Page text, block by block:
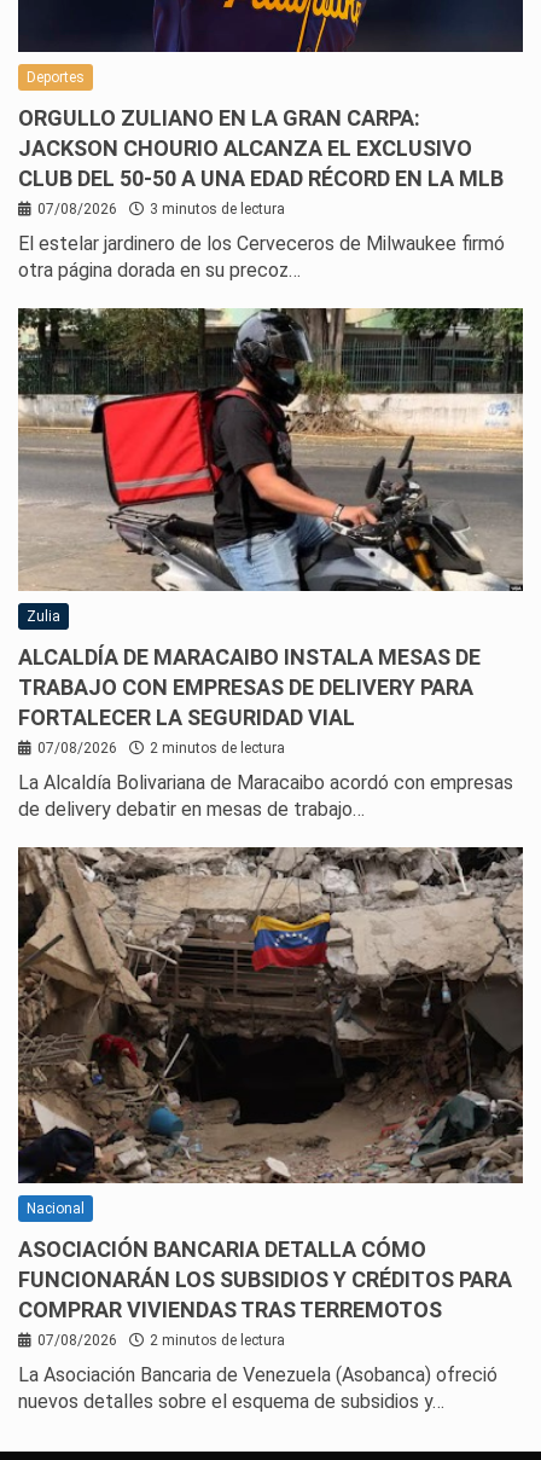
Deportes
ORGULLO ZULIANO EN LA GRAN CARPA:
JACKSON CHOURIO ALCANZA EL EXCLUSIVO
CLUB DEL 50-50 A UNA EDAD RÉCORD EN LA MLB
07/08/2026 3 minutos de lectura
El estelar jardinero de los Cerveceros de Milwaukee firmó
otra página dorada en su precoz…
Zulia
ALCALDÍA DE MARACAIBO INSTALA MESAS DE
TRABAJO CON EMPRESAS DE DELIVERY PARA
FORTALECER LA SEGURIDAD VIAL
07/08/2026 2 minutos de lectura
La Alcaldía Bolivariana de Maracaibo acordó con empresas
de delivery debatir en mesas de trabajo…
Nacional
ASOCIACIÓN BANCARIA DETALLA CÓMO
FUNCIONARÁN LOS SUBSIDIOS Y CRÉDITOS PARA
COMPRAR VIVIENDAS TRAS TERREMOTOS
07/08/2026 2 minutos de lectura
La Asociación Bancaria de Venezuela (Asobanca) ofreció
nuevos detalles sobre el esquema de subsidios y…